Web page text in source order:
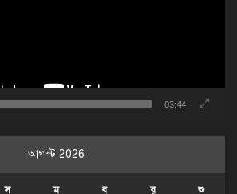
03:44
আগস্ট 2026
স ম ব বৃ শু